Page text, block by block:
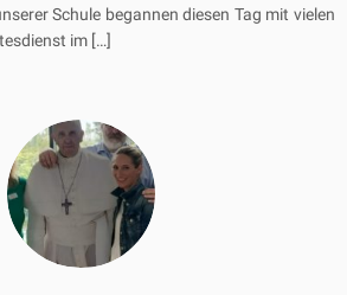
Schule begannen diesen Tag mit vielen
im […]